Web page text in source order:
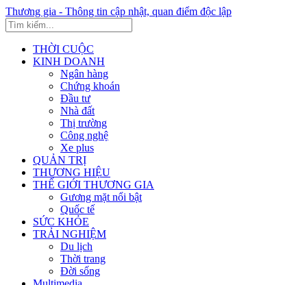
Thương gia - Thông tin cập nhật, quan điểm độc lập
THỜI CUỘC
KINH DOANH
Ngân hàng
Chứng khoán
Đầu tư
Nhà đất
Thị trường
Công nghệ
Xe plus
QUẢN TRỊ
THƯƠNG HIỆU
THẾ GIỚI THƯƠNG GIA
Gương mặt nổi bật
Quốc tế
SỨC KHỎE
TRẢI NGHIỆM
Du lịch
Thời trang
Đời sống